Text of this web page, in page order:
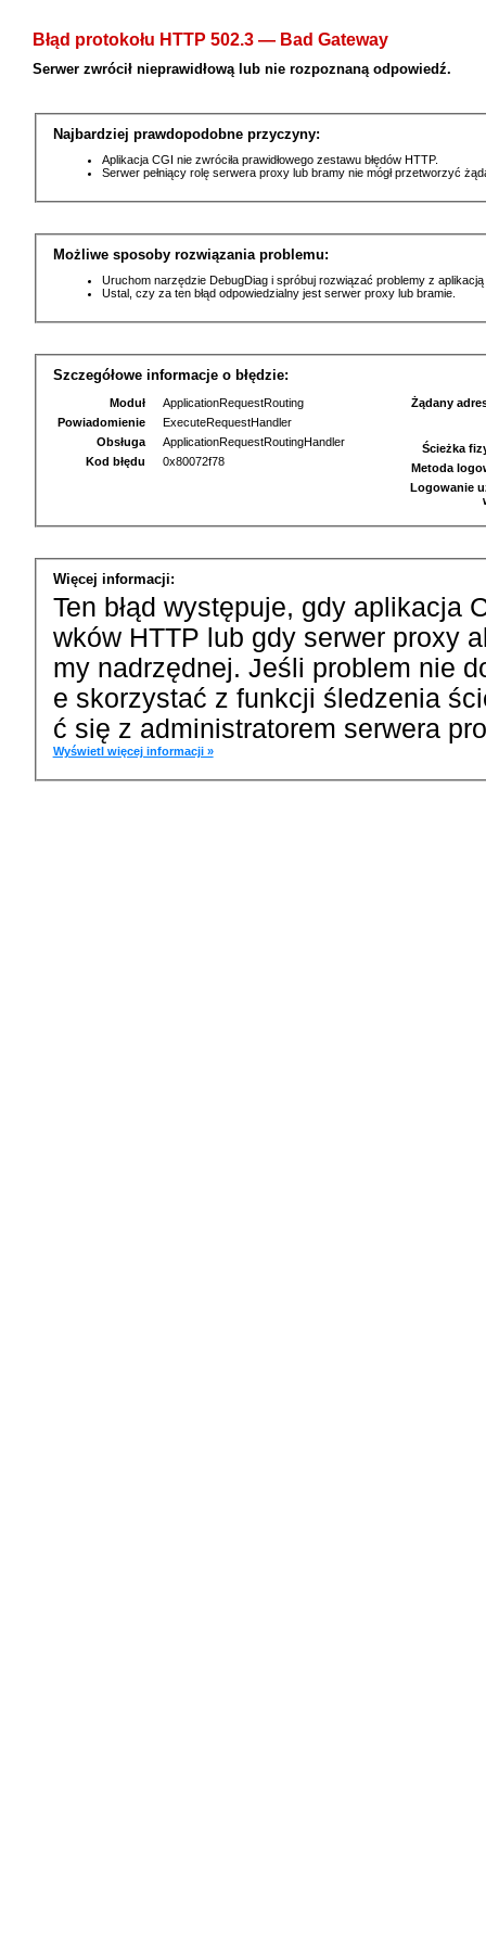
Błąd protokołu HTTP 502.3 — Bad Gateway
Serwer zwrócił nieprawidłową lub nie rozpoznaną odpowiedź.
Najbardziej prawdopodobne przyczyny:
Aplikacja CGI nie zwróciła prawidłowego zestawu błędów HTTP.
Serwer pełniący rolę serwera proxy lub bramy nie mógł przetworzyć
Możliwe sposoby rozwiązania problemu:
Uruchom narzędzie DebugDiag i spróbuj rozwiązać problemy z
Ustal, czy za ten błąd odpowiedzialny jest serwer proxy lub bramie.
Szczegółowe informacje o błędzie:
Moduł
ApplicationRequestRouting
Powiadomienie
ExecuteRequestHandler
Obsługa
ApplicationRequestRoutingHandler
Kod błędu
0x80072f78
Żądany
Ścieżka
Metoda
Logowanie
Więcej informacji:
Ten błąd występuje, gdy aplikacja
wków HTTP lub gdy serwer proxy
my nadrzędnej. Jeśli problem nie
e skorzystać z funkcji śledzenia
ć się z administratorem serwera
Wyświetl więcej informacji »